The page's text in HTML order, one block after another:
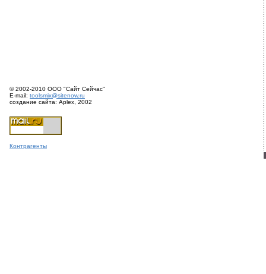
© 2002-2010 ООО "Сайт Сейчас"
E-mail: toolsmix@sitenow.ru
создание сайта: Aplex, 2002
Контрагенты